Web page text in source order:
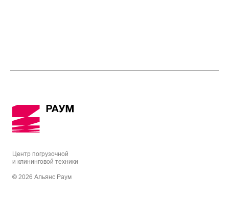
Центр погрузочной
и клининговой техники
© 2026 Альянс Раум